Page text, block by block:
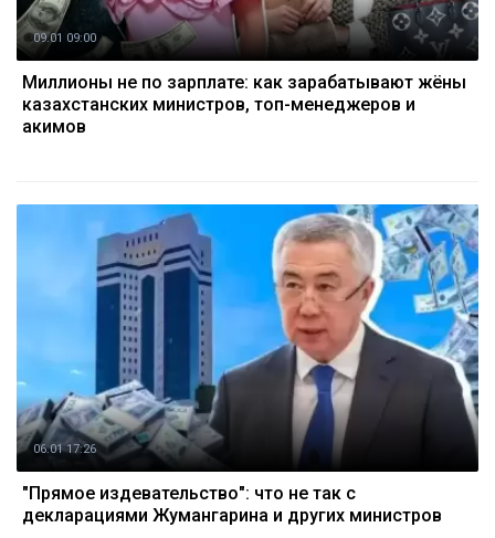
09.01 09:00
Миллионы не по зарплате: как зарабатывают жёны
казахстанских министров, топ-менеджеров и
акимов
06.01 17:26
"Прямое издевательство": что не так с
декларациями Жумангарина и других министров